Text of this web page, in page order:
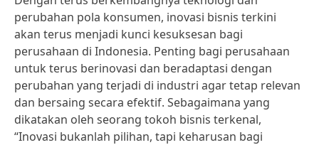
perubahan pola konsumen, inovasi bisnis terkini
akan terus menjadi kunci kesuksesan bagi
perusahaan di Indonesia. Penting bagi perusahaan
untuk terus berinovasi dan beradaptasi dengan
perubahan yang terjadi di industri agar tetap relevan
dan bersaing secara efektif. Sebagaimana yang
dikatakan oleh seorang tokoh bisnis terkenal,
“Inovasi bukanlah pilihan, tapi keharusan bagi